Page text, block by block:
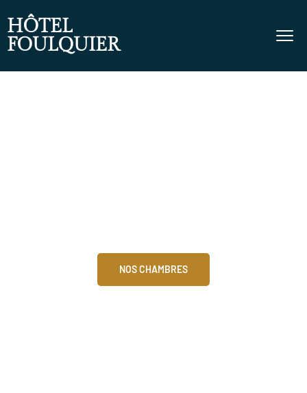
HÔTEL
FOULQUIER
NOS CHAMBRES